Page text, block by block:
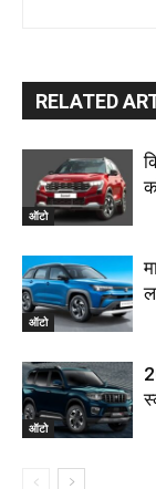
RELATED
ऑटो
ऑटो
ऑटो